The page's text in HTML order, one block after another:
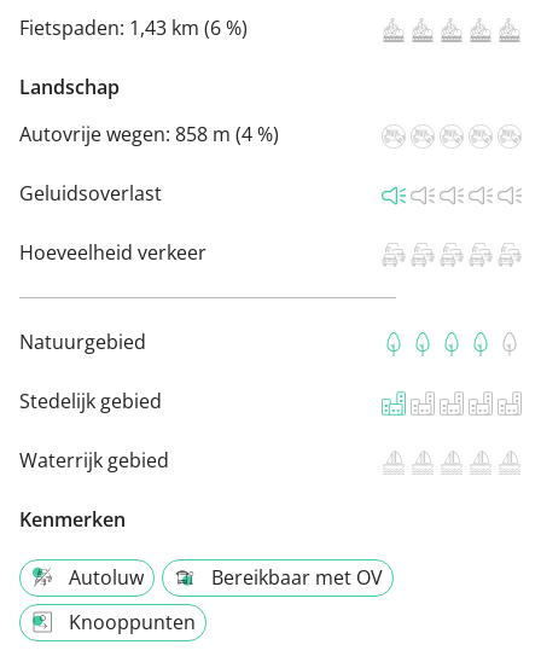
Fietspaden: 1,43 km (6 %)
Landschap
Autovrije wegen: 858 m (4 %)
Geluidsoverlast
Hoeveelheid verkeer
Natuurgebied
Stedelijk gebied
Waterrijk gebied
Kenmerken
Autoluw
Bereikbaar met OV
Knooppunten